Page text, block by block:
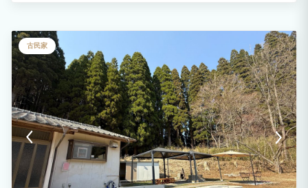
い思い出を作りませんか？
古民家